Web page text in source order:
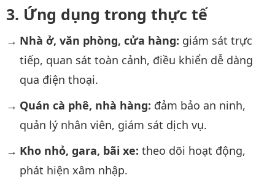
Ứng dụng trong thực tế
Nhà ở, văn phòng, cửa hàng: giám sát trực
tiếp, quan sát toàn cảnh, điều khiển dễ dàng
qua điện thoại.
Quán cà phê, nhà hàng: đảm bảo an ninh,
quản lý nhân viên, giám sát dịch vụ.
Kho nhỏ, gara, bãi xe: theo dõi hoạt động,
phát hiện xâm nhập.